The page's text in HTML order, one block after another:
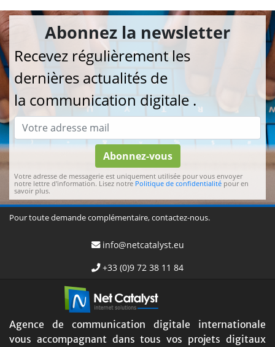
Abonnez la newsletter
Recevez régulièrement les
dernières actualités de
la communication digitale .
Abonnez-vous
Votre adresse de messagerie est uniquement utilisée pour vous envoyer
notre lettre d'information. Lisez notre Politique de confidentialité pour en
savoir plus.
Pour toute demande complémentaire, contactez-nous.
info@netcatalyst.eu
+33 (0)9 72 38 11 84
Agence de communication digitale internationale
vous accompagnant dans tous vos projets digitaux